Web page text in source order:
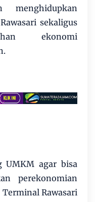
sekaligus
ekonomi
UMKM agar bisa
perekonomian
Rawasari